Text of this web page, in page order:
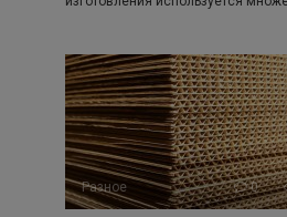
Разное 0